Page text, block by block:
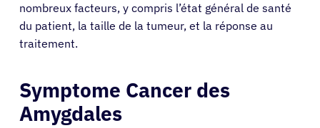
nombreux facteurs, y compris l’état général de santé
du patient, la taille de la tumeur, et la réponse au
traitement.
Symptome Cancer des
Amygdales